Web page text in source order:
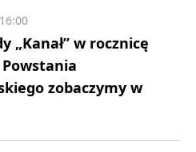
„Kanał” w rocznicę
zobaczymy w